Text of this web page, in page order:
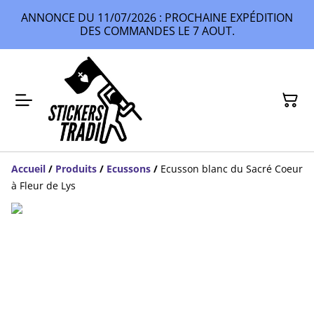
ANNONCE DU 11/07/2026 : PROCHAINE EXPÉDITION
DES COMMANDES LE 7 AOUT.
Accueil / Produits / Ecussons / Ecusson blanc du Sacré Coeur
à Fleur de Lys